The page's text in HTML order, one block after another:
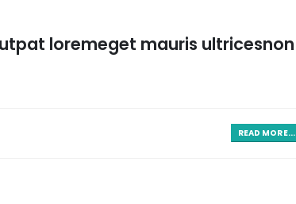
loremeget mauris ultricesnon
READ MORE...